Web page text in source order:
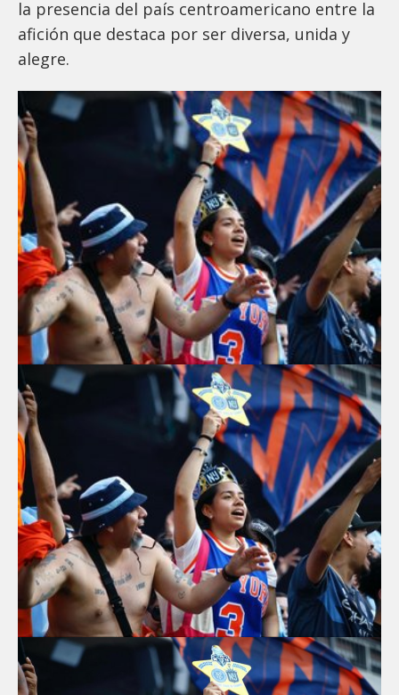
la presencia del país centroamericano entre la
afición que destaca por ser diversa, unida y
alegre.